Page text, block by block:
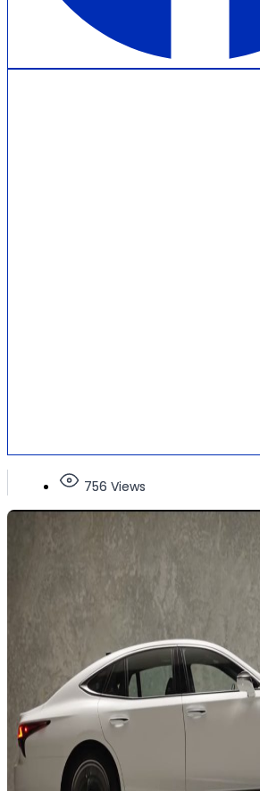
756 Views